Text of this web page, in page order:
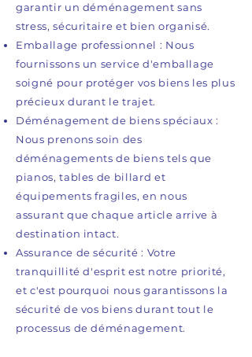
garantir un déménagement sans
stress, sécuritaire et bien organisé.
Emballage professionnel : Nous
fournissons un service d'emballage
soigné pour protéger vos biens les plus
précieux durant le trajet.
Déménagement de biens spéciaux :
Nous prenons soin des
déménagements de biens tels que
pianos, tables de billard et
équipements fragiles, en nous
assurant que chaque article arrive à
destination intact.
Assurance de sécurité : Votre
tranquillité d'esprit est notre priorité,
et c'est pourquoi nous garantissons la
sécurité de vos biens durant tout le
processus de déménagement.